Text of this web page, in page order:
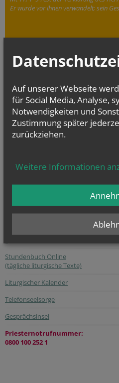
Er wurde vor ihnen verwandelt; sein
Die digitalisierten Matrikenbücher
Matrikenführung an bis
Stundenbuch Online
(tägliche liturgische Texte)
Liturgischer Kalender
Telefonseelsorge
Gesprächsinsel
Priesternotrufnummer:
0800 100 252 1
Auf unserer Webseite
für Social Media, Analyse,
Notwendigkeiten und
Zustimmung später
zurückziehen.
Weitere Informationen